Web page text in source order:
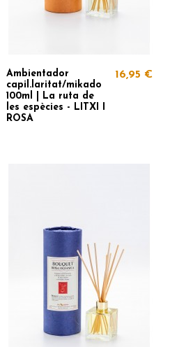
Ambientador
capil.laritat/mikado
100ml | La ruta de
les espècies - LITXI I
ROSA
16,95 €